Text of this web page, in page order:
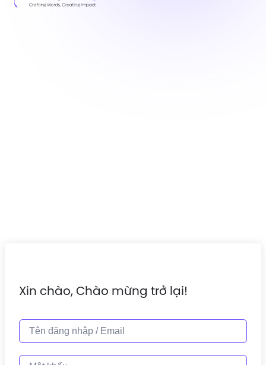
Xin chào, Chào mừng trở lại!